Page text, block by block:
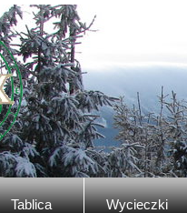
Tablica Wycieczki